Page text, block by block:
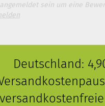
sein um eine
Deutschland: